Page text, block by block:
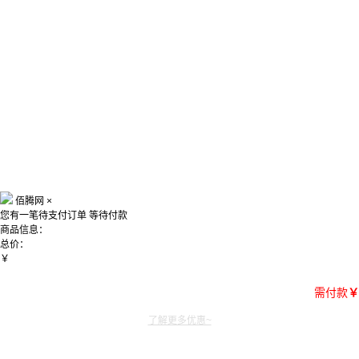
佰腾网 ×
您有一笔待支付订单 等待付款
商品信息：
总价：
￥
需付款￥
了解更多优惠~